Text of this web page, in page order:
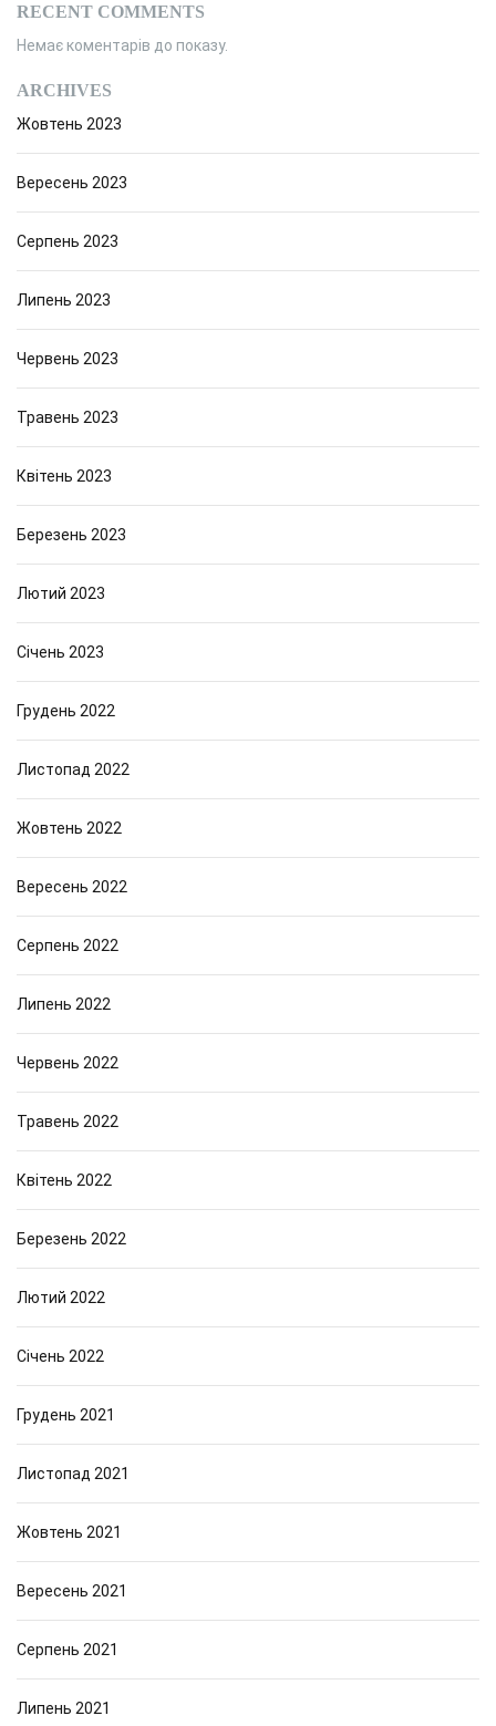
RECENT COMMENTS
Немає коментарів до показу.
ARCHIVES
Жовтень 2023
Вересень 2023
Серпень 2023
Липень 2023
Червень 2023
Травень 2023
Квітень 2023
Березень 2023
Лютий 2023
Січень 2023
Грудень 2022
Листопад 2022
Жовтень 2022
Вересень 2022
Серпень 2022
Липень 2022
Червень 2022
Травень 2022
Квітень 2022
Березень 2022
Лютий 2022
Січень 2022
Грудень 2021
Листопад 2021
Жовтень 2021
Вересень 2021
Серпень 2021
Липень 2021